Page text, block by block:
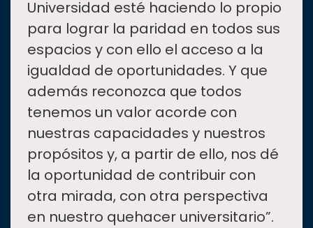
Universidad esté haciendo lo propio
para lograr la paridad en todos sus
espacios y con ello el acceso a la
igualdad de oportunidades. Y que
además reconozca que todos
tenemos un valor acorde con
nuestras capacidades y nuestros
propósitos y, a partir de ello, nos dé
la oportunidad de contribuir con
otra mirada, con otra perspectiva
en nuestro quehacer universitario”.